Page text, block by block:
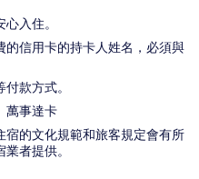
入住。
的信用卡的持卡人姓名，必須與
款方式。
萬事達卡
宿的文化規範和旅客規定會有所
者提供。